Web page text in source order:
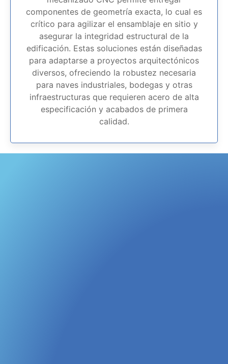
componentes de geometría exacta, lo cual es
crítico para agilizar el ensamblaje en sitio y
asegurar la integridad estructural de la
edificación. Estas soluciones están diseñadas
para adaptarse a proyectos arquitectónicos
diversos, ofreciendo la robustez necesaria
para naves industriales, bodegas y otras
infraestructuras que requieren acero de alta
especificación y acabados de primera
calidad.